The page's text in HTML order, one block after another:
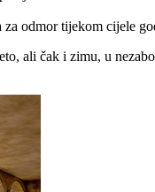
odmor tijekom cijele
ali čak i zimu, u